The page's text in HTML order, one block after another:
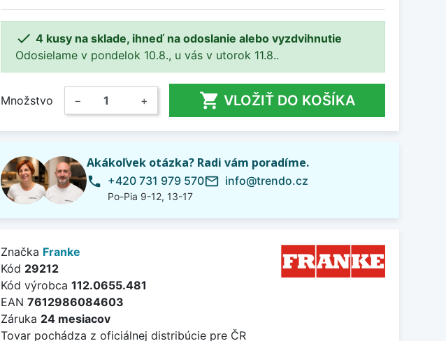
 4 kusy na sklade, ihneď na odoslanie alebo vyzdvihnutie
Odosielame v pondelok 10.8., u vás v utorok 11.8..
Množstvo − +  VLOŽIŤ DO KOŠÍKA
Akákoľvek otázka? Radi vám poradíme.
phone +420 731 979 570
Po-Pia 9-12, 13-17
mail_outline info@trendo.cz
Značka Franke
Kód 29212
Kód výrobca 112.0655.481
EAN 7612986084603
Záruka 24 mesiacov
Tovar pochádza z oficiálnej distribúcie pre ČR